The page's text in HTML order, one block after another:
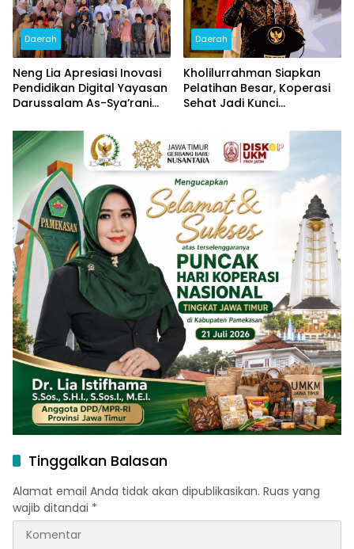
Daerah
Neng Lia Apresiasi Inovasi
Pendidikan Digital Yayasan
Darussalam As-Sya’rani
Daerah
Kholilurrahman Siapkan
Pelatihan Besar, Koperasi
Sehat Jadi Kunci
Tinggalkan Balasan
Alamat email Anda tidak akan dipublikasikan. Ruas yang
wajib ditandai *